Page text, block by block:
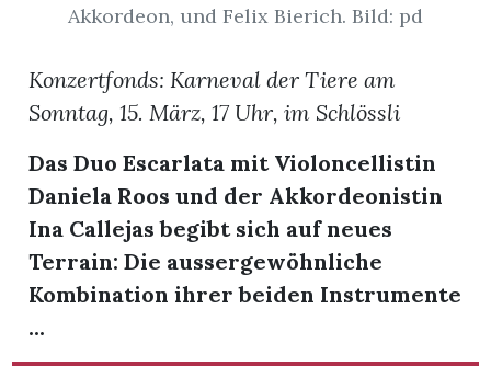
Akkordeon, und Felix Bierich. Bild: pd
Konzertfonds: Karneval der Tiere am
Sonntag, 15. März, 17 Uhr, im Schlössli
Das Duo Escarlata mit Violoncellistin
Daniela Roos und der Akkordeonistin
Ina Callejas begibt sich auf neues
Terrain: Die aussergewöhnliche
Kombination ihrer beiden Instrumente
...